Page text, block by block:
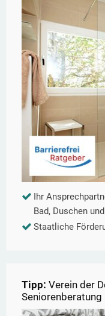
Ihr
Bad, Duschen
Staatliche
Tipp: Verein der
Seniorenberatung